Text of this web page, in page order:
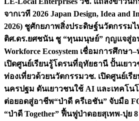
จากเวที 2026 Japan Design, Idea and
2026) ชูศักยภาพสิ่งประดิษฐ์นวัตกรรม
ติศ.ดร.ยศชนัน ชู “ทุนมนุษย์” กุญแจสู่อ
Workforce Ecosystem เชื่อมการศึกษา
เปิดศูนย์เรียนรู้โดรนที่อุทัยธานี ปั้นเยา
ท่องเที่ยวด้วยนวัตกรรมวช. เปิดศูนย์เรี
นครปฐม ดันเยาวชนใช้ AI และเทคโน
ต่อยอดสู่อาชีพ“ป่าดี ครีเอชัน” จับมือ
“ป่าดี Together” ฟื้นฟูป่าดอยสุเทพ-ปุย